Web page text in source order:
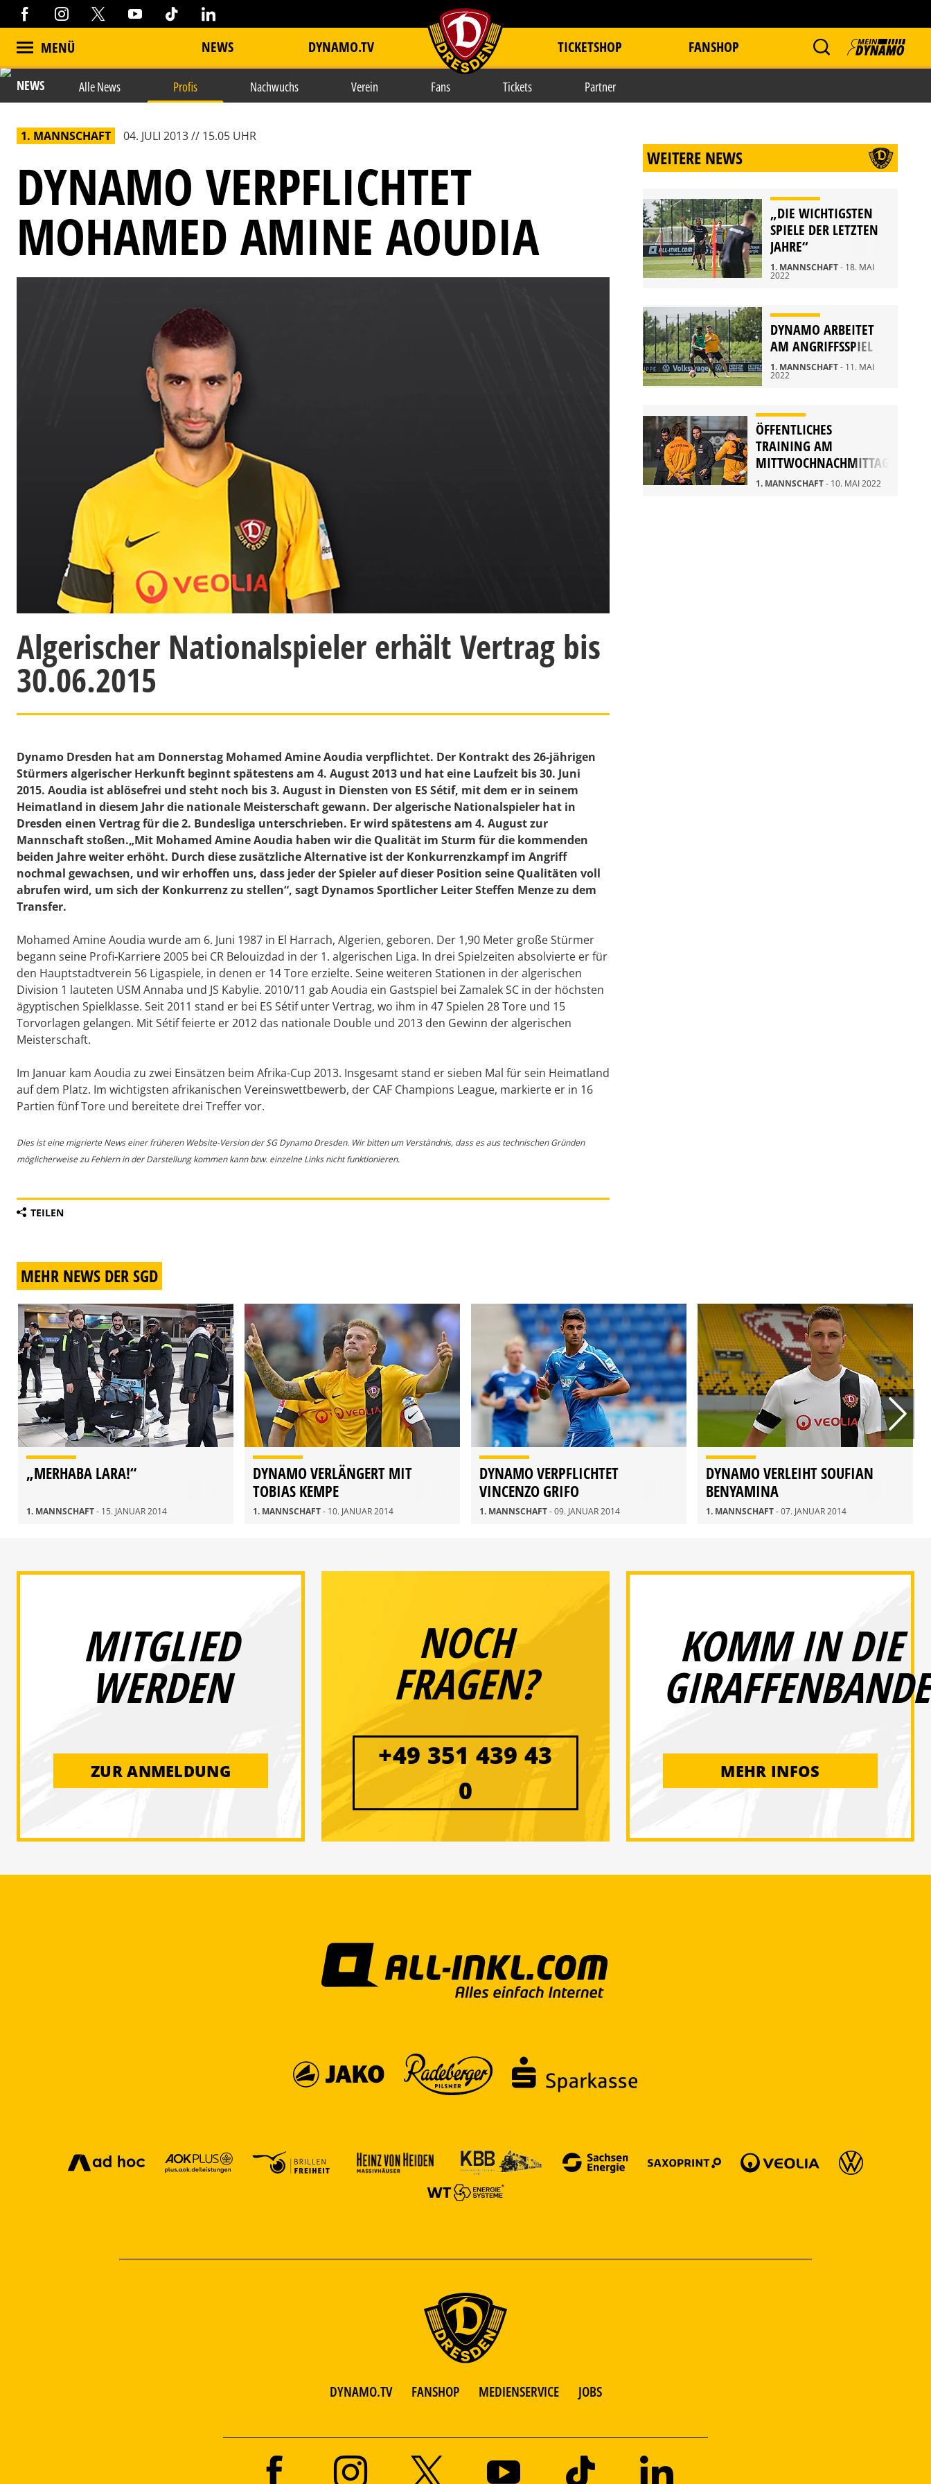
MENÜ NEWS DYNAMO.TV item.title TICKETSHOP FANSHOP
NEWS Alle News Profis Nachwuchs Verein Fans Tickets Partner
1. MANNSCHAFT 04. JULI 2013 // 15.05 UHR
DYNAMO VERPFLICHTET
MOHAMED AMINE AOUDIA
Algerischer Nationalspieler erhält Vertrag bis
30.06.2015
Dynamo Dresden hat am Donnerstag Mohamed Amine Aoudia verpflichtet. Der Kontrakt des 26-jährigen
Stürmers algerischer Herkunft beginnt spätestens am 4. August 2013 und hat eine Laufzeit bis 30. Juni
2015. Aoudia ist ablösefrei und steht noch bis 3. August in Diensten von ES Sétif, mit dem er in seinem
Heimatland in diesem Jahr die nationale Meisterschaft gewann. Der algerische Nationalspieler hat in
Dresden einen Vertrag für die 2. Bundesliga unterschrieben. Er wird spätestens am 4. August zur
Mannschaft stoßen.„Mit Mohamed Amine Aoudia haben wir die Qualität im Sturm für die kommenden
beiden Jahre weiter erhöht. Durch diese zusätzliche Alternative ist der Konkurrenzkampf im Angriff
nochmal gewachsen, und wir erhoffen uns, dass jeder der Spieler auf dieser Position seine Qualitäten voll
abrufen wird, um sich der Konkurrenz zu stellen“, sagt Dynamos Sportlicher LeiterSteffen Menzezu dem
Transfer.
Mohamed Amine Aoudia wurde am 6. Juni 1987 in El Harrach, Algerien, geboren. Der 1,90 Meter große Stürmer
begann seine Profi-Karriere 2005 bei CR Belouizdad in der 1. algerischen Liga. In drei Spielzeiten absolvierte er für
den Hauptstadtverein 56 Ligaspiele, in denen er 14 Tore erzielte. Seine weiteren Stationen in der algerischen
Division 1 lauteten USM Annaba und JS Kabylie. 2010/11 gab Aoudia ein Gastspiel bei Zamalek SC in der höchsten
ägyptischen Spielklasse. Seit 2011 stand er bei ES Sétif unter Vertrag, wo ihm in 47 Spielen 28 Tore und 15
Torvorlagen gelangen. Mit Sétif feierte er 2012 das nationale Double und 2013 den Gewinn der algerischen
Meisterschaft.
Im Januar kam Aoudia zu zwei Einsätzen beim Afrika-Cup 2013. Insgesamt stand er sieben Mal für sein Heimatland
auf dem Platz. Im wichtigsten afrikanischen Vereinswettbewerb, der CAF Champions League, markierte er in 16
Partien fünf Tore und bereitete drei Treffer vor.
Dies ist eine migrierte News einer früheren Website-Version der SG Dynamo Dresden. Wir bitten um Verständnis, dass es aus technischen Gründen
möglicherweise zu Fehlern in der Darstellung kommen kann bzw. einzelne Links nicht funktionieren.
TEILEN
WEITERE NEWS
„DIE WICHTIGSTEN
SPIELE DER LETZTEN
JAHRE“
1. MANNSCHAFT- 18. MAI
2022
DYNAMO ARBEITET
AM ANGRIFFSSPIEL
1. MANNSCHAFT- 11. MAI
2022
ÖFFENTLICHES
TRAINING AM
MITTWOCHNACHMITTAG
1. MANNSCHAFT- 10. MAI 2022
MEHR NEWS DER SGD
„MERHABA LARA!“
1. MANNSCHAFT- 15. JANUAR 2014
DYNAMO VERLÄNGERT MIT
TOBIAS KEMPE
1. MANNSCHAFT- 10. JANUAR 2014
DYNAMO VERPFLICHTET
VINCENZO GRIFO
1. MANNSCHAFT- 09. JANUAR 2014
DYNAMO VERLEIHT SOUFIAN
BENYAMINA
1. MANNSCHAFT- 07. JANUAR 2014
MITGLIED
WERDEN
ZUR ANMELDUNG
NOCH
FRAGEN?
+49 351 439 43
0
KOMM IN DIE
GIRAFFENBANDE
MEHR INFOS
DYNAMO.TV FANSHOP MEDIENSERVICE JOBS